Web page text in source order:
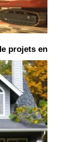
projets en